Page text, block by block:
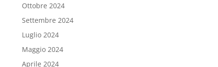
Ottobre 2024
Settembre 2024
Luglio 2024
Maggio 2024
Aprile 2024